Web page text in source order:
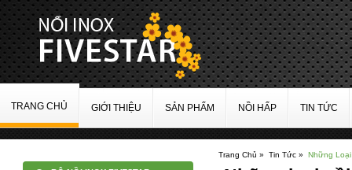
TRANG CHỦ GIỚI THIỆU SẢN PHẨM NỒI HẤP TIN TỨC
Trang Chủ » Tin Tức » Những